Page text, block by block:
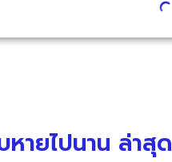
ายไปนาน ล่าสุด